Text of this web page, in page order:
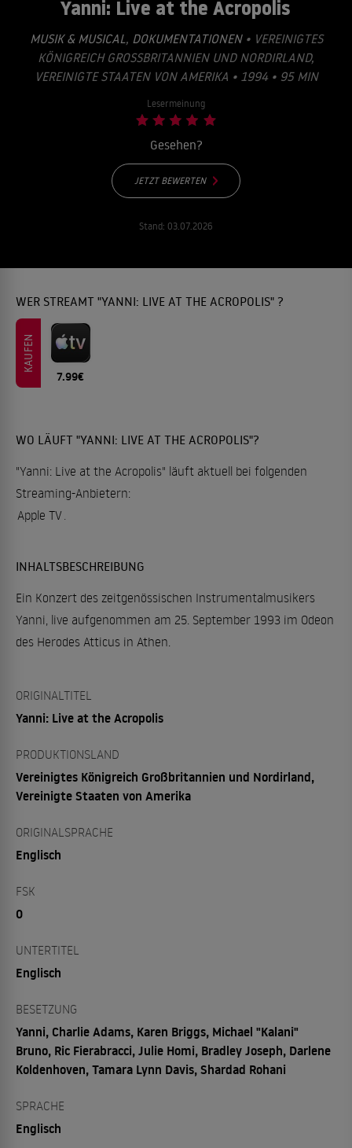
Yanni: Live at the Acropolis
MUSIK & MUSICAL, DOKUMENTATIONEN• VEREINIGTES
KÖNIGREICH GROSSBRITANNIEN UND NORDIRLAND, V
EREINIGTE STAATEN VON AMERIKA • 1994 • 95 MIN
Lesermeinung
Gesehen?
JETZT BEWERTEN
Stand: 03.07.2026
WER STREAMT "YANNI: LIVE AT THE ACROPOLIS" ?
KAUFEN
7.99€
WO LÄUFT "YANNI: LIVE AT THE ACROPOLIS"?
"Yanni: Live at the Acropolis" läuft aktuell bei folgenden
Streaming-Anbietern:
Apple TV.
INHALTSBESCHREIBUNG
Ein Konzert des zeitgenössischen Instrumentalmusikers
Yanni, live aufgenommen am 25. September 1993 im Odeon
des Herodes Atticus in Athen.
ORIGINALTITEL
Yanni: Live at the Acropolis
PRODUKTIONSLAND
Vereinigtes Königreich Großbritannien und Nordirland,
Vereinigte Staaten von Amerika
ORIGINALSPRACHE
Englisch
FSK
0
UNTERTITEL
Englisch
BESETZUNG
Yanni, Charlie Adams, Karen Briggs, Michael "Kalani"
Bruno, Ric Fierabracci, Julie Homi, Bradley Joseph, Darlene
Koldenhoven, Tamara Lynn Davis, Shardad Rohani
SPRACHE
Englisch